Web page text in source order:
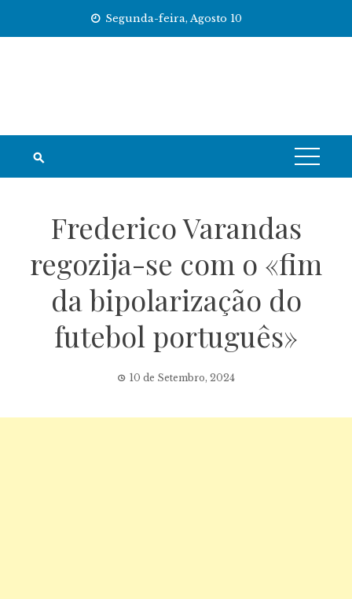
Segunda-feira, Agosto 10
Frederico Varandas
regozija-se com o «fim
da bipolarização do
futebol português»
10 de Setembro, 2024